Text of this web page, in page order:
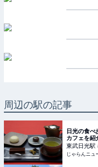
周辺の駅の記事
日光の食
カフェを紹
東武日光駅
じゃらんニュ